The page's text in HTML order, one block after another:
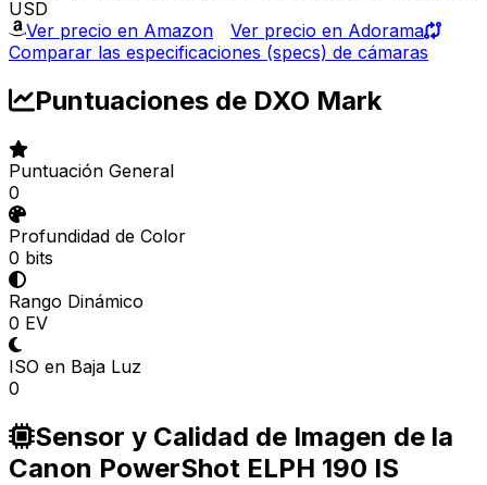
USD
Ver precio en Amazon
Ver precio en Adorama
Comparar las especificaciones (specs) de cámaras
Puntuaciones de DXO Mark
Puntuación General
0
Profundidad de Color
0 bits
Rango Dinámico
0 EV
ISO en Baja Luz
0
Sensor y Calidad de Imagen de la
Canon PowerShot ELPH 190 IS